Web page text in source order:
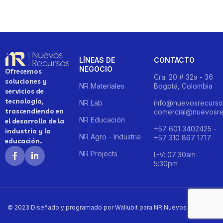
Ofrecemos
soluciones y
servicios de
tecnología,
trascendiendo en
el desarrollo de la
industria y la
educación.
LÍNEAS DE
NEGOCIO
NR Materiales
NR Lab
NR Educación
NR Agro - Industria
NR Projects
CONTACTO
Cra. 20 # 32a - 36
Bogotá, Colombia
+57 601 3402425 -
+57 310 867 1717
L-V: 07:30am-
5:30pm
© 2023 Diseñado y programado por Wallubit para NR Nuevos Recursos